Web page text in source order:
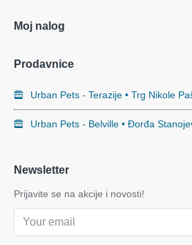
Moj nalog
Prodavnice
Urban Pets - Terazije • Trg Nikole
Urban Pets - Belville • Đorđa
Newsletter
Prijavite se na akcije i novosti!